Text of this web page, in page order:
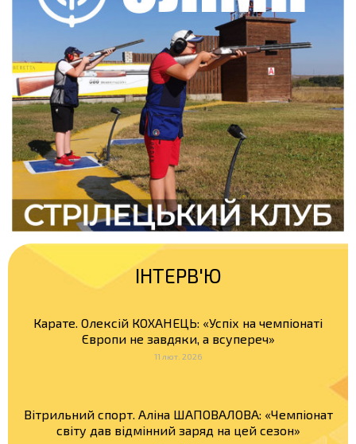
ІНТЕРВ'Ю
Карате. Олексій КОХАНЕЦЬ: «Успіх на чемпіонаті
Європи не завдяки, а всупереч»
11 лют. 2026
Вітрильний спорт. Аліна ШАПОВАЛОВА: «Чемпіонат
світу дав відмінний заряд на цей сезон»